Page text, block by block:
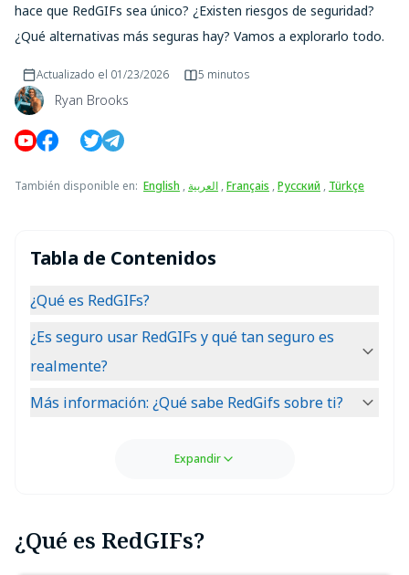
hace que RedGIFs sea único? ¿Existen riesgos de seguridad?
¿Qué alternativas más seguras hay? Vamos a explorarlo todo.
Ryan Brooks
Actualizado el 01/23/2026 5 minutos
También disponible en: English , العربية ,Français ,Русский , Türkçe
Tabla de Contenidos
¿Qué es RedGIFs?
¿Es seguro usar RedGIFs y qué tan seguro es
realmente?
Más información: ¿Qué sabe RedGifs sobre ti?
Expandir
¿Qué es RedGIFs?